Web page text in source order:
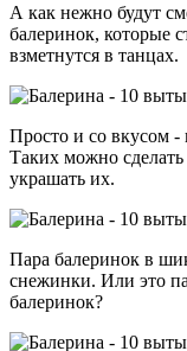
А как нежно будут
балеринок, которые
взметнутся в танцах.
Просто и со вкусом -
Таких можно
украшать их.
Пара балеринок в
снежинки. Или это
балеринок?